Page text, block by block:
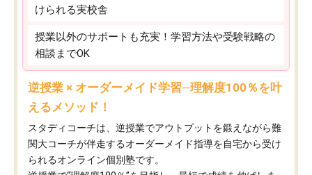
けられる実校舎
授業以外のサポートも充実！学習方法や受験戦略の
相談までOK
逆授業 × オーダーメイド学習─理解度100％を叶
えるメソッド！
スタディコーチは、逆授業でアウトプットを鍛えながら難
関大コーチが伴走するオーダーメイド指導を自宅から受け
られるオンライン個別塾です。